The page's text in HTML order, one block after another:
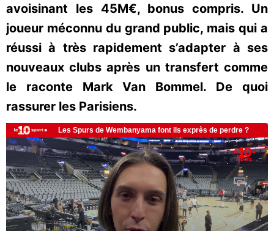
avoisinant les 45M€, bonus compris. Un
joueur méconnu du grand public, mais qui a
réussi à très rapidement s’adapter à ses
nouveaux clubs après un transfert comme
le raconte Mark Van Bommel. De quoi
rassurer les Parisiens.